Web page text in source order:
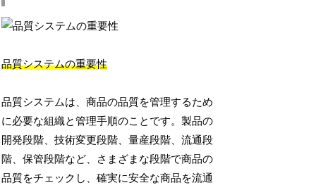
品質システムの重要性
品質システムは、商品の品質を管理するため
に必要な組織と管理手順のことです。製品の
開発段階、技術変更段階、量産段階、流通段
階、保管段階など、さまざまな段階で商品の
品質をチェックし、確実に安全な商品を流通